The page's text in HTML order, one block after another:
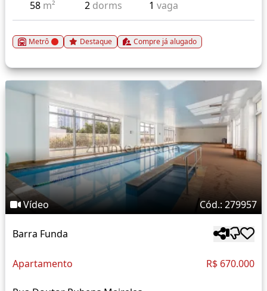
58 m² 2 dorms 1vaga
Metrô Destaque Compre já alugado
Vídeo Cód.: 279957
Barra Funda
Apartamento R$ 670.000